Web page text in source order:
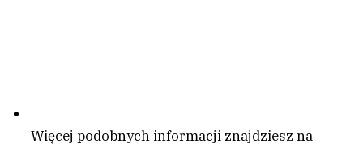
Więcej podobnych informacji znajdziesz na